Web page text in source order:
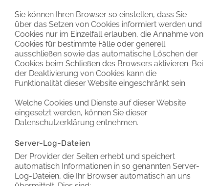
Sie können Ihren Browser so einstellen, dass Sie
über das Setzen von Cookies informiert werden und
Cookies nur im Einzelfall erlauben, die Annahme von
Cookies für bestimmte Fälle oder generell
ausschließen sowie das automatische Löschen der
Cookies beim Schließen des Browsers aktivieren. Bei
der Deaktivierung von Cookies kann die
Funktionalität dieser Website eingeschränkt sein.
Welche Cookies und Dienste auf dieser Website
eingesetzt werden, können Sie dieser
Datenschutzerklärung entnehmen.
Server-Log-Dateien
Der Provider der Seiten erhebt und speichert
automatisch Informationen in so genannten Server-
Log-Dateien, die Ihr Browser automatisch an uns